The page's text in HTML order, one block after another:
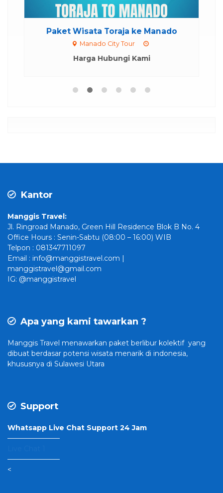
Paket Wisata Toraja ke Manado
Manado City Tour
Harga Hubungi Kami
Kantor
Manggis Travel:
Jl. Ringroad Manado, Green Hill Residence Blok B No. 4
Office Hours : Senin-Sabtu (08:00 – 16:00) WIB
Telpon : 081347711097
Email : info@manggistravel.com |
manggistravel@gmail.com
IG: @manggistravel
Apa yang kami tawarkan ?
Manggis Travel menawarkan paket berlibur kolektif yang
dibuat berdasar potensi wisata menarik di indonesia,
khususnya di Sulawesi Utara
Support
Whatsapp Live Chat Support 24 Jam
———————–
———————–
<